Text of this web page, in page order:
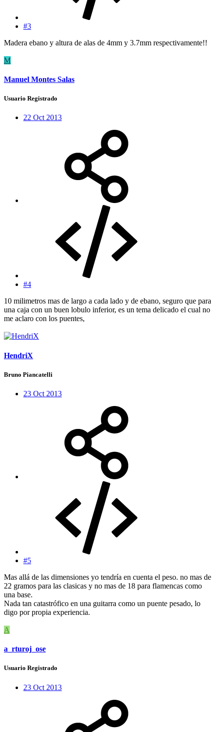
#3
Madera ebano y altura de alas de 4mm y 3.7mm respectivamente!!
M
Manuel Montes Salas
Usuario Registrado
22 Oct 2013
#4
10 milimetros mas de largo a cada lado y de ebano, seguro que para
una caja con un buen lobulo inferior, es un tema delicado el cual no
me aclaro con los puentes,
HendriX
Bruno Piancatelli
23 Oct 2013
#5
Mas allá de las dimensiones yo tendría en cuenta el peso. no mas de
22 gramos para las clasicas y no mas de 18 para flamencas como
una base.
Nada tan catastrófico en una guitarra como un puente pesado, lo
digo por propia experiencia.
A
a_rturoj_ose
Usuario Registrado
23 Oct 2013